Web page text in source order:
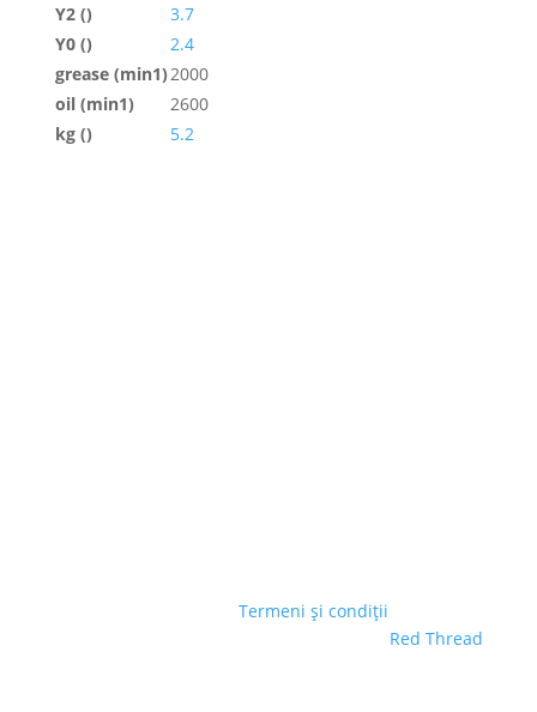
Y2 ()
3.7
Y0 ()
2.4
grease (min1)2000
oil (min1)
2600
kg ()
5.2
|Termeni și condiții
Red Thread